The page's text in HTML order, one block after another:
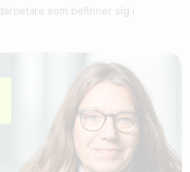
som befinner sig i